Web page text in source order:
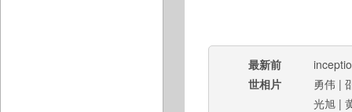
最新前
世相片
勇伟 |
光旭 |